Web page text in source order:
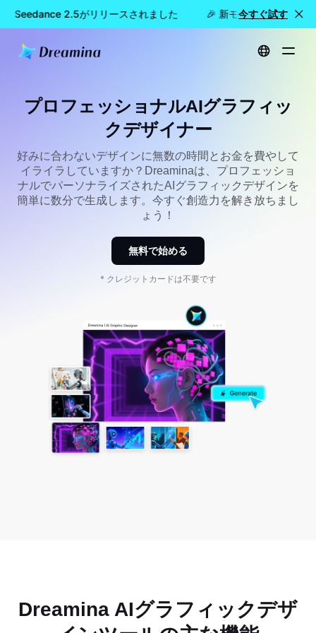
Seedance 2.5がリリースされました 🎉 新モデル公開：
今すぐ試す
ホーム ツール プロフェッショナルなAIグラフィックデザイナー
プロフェッショナルAIグラフィッ
クデザイナー
好みに合わないデザインに無数の時間とお金を費やして
イライラしていますか？Dreaminaは、プロフェッショ
ナルでパーソナライズされたAIグラフィックデザインを
簡単に数分で生成します。今すぐ創造力を解き放ちまし
ょう！
無料で始める
* クレジットカードは不要です
Dreamina AIグラフィックデザ